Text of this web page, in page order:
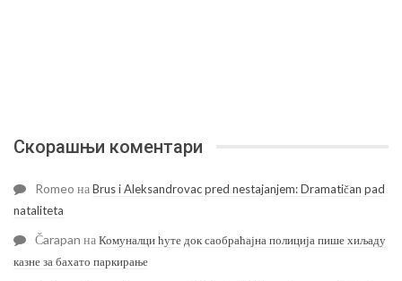
Скорашњи коментари
Romeo наBrus i Aleksandrovac pred nestajanjem: Dramatičan pad
nataliteta
Čarapan наКомуналци ћуте док саобраћајна полиција пише хиљаду
казне за бахато паркирање